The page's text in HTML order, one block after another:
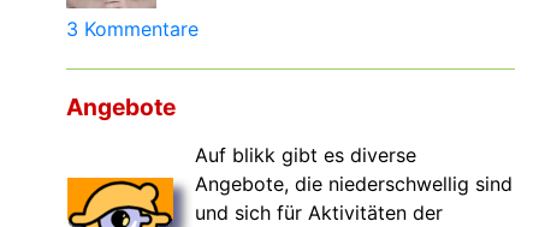
3 Kommentare
Angebote
Auf blikk gibt es diverse
Angebote, die niederschwellig sind
und sich für Aktivitäten der